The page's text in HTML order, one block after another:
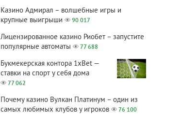
Казино Адмирал – волшебные игры и
крупные выигрыши
90 017
Лицензированное казино Риобет – запустите
популярные автоматы
77 688
Букмекерская контора 1xBet —
ставки на спорт у себя дома
77 062
Почему казино Вулкан Платинум – один из
самых любимых клубов у игроков
76 100